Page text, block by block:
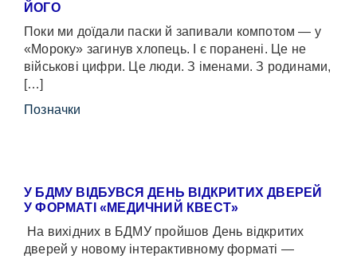
ЙОГО
Поки ми доїдали паски й запивали компотом — у
«Мороку» загинув хлопець. І є поранені. Це не
військові цифри. Це люди. З іменами. З родинами,
[…]
Позначки
У БДМУ ВІДБУВСЯ ДЕНЬ ВІДКРИТИХ ДВЕРЕЙ
У ФОРМАТІ «МЕДИЧНИЙ КВЕСТ»
На вихідних в БДМУ пройшов День відкритих
дверей у новому інтерактивному форматі —